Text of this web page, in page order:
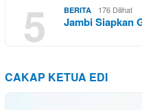
5 BERITA 176 Dilihat
Jambi Siapkan
CAKAP KETUA EDI